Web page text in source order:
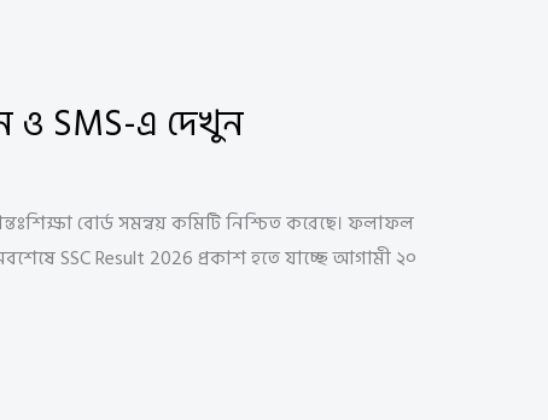
ও SMS-এ দেখুন
বোর্ড সমন্বয় কমিটি নিশ্চিত করেছে। ফলাফল
SSC Result 2026 প্রকাশ হতে যাচ্ছে আগামী ২০